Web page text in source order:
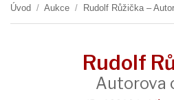
Úvod / Aukce / Rudolf Růžička –
Rudolf
Autorova